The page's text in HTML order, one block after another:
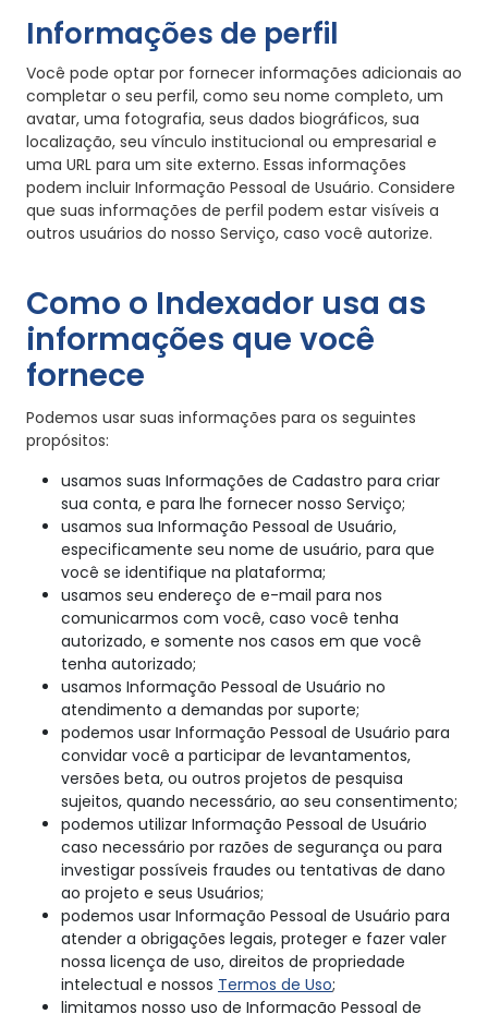
Informações de perfil
Você pode optar por fornecer informações adicionais ao
completar o seu perfil, como seu nome completo, um
avatar, uma fotografia, seus dados biográficos, sua
localização, seu vínculo institucional ou empresarial e
uma URL para um site externo. Essas informações
podem incluir Informação Pessoal de Usuário. Considere
que suas informações de perfil podem estar visíveis a
outros usuários do nosso Serviço, caso você autorize.
Como o Indexador usa as
informações que você
fornece
Podemos usar suas informações para os seguintes
propósitos:
usamos suas Informações de Cadastro para criar
sua conta, e para lhe fornecer nosso Serviço;
usamos sua Informação Pessoal de Usuário,
especificamente seu nome de usuário, para que
você se identifique na plataforma;
usamos seu endereço de e-mail para nos
comunicarmos com você, caso você tenha
autorizado, e somente nos casos em que você
tenha autorizado;
usamos Informação Pessoal de Usuário no
atendimento a demandas por suporte;
podemos usar Informação Pessoal de Usuário para
convidar você a participar de levantamentos,
versões beta, ou outros projetos de pesquisa
sujeitos, quando necessário, ao seu consentimento;
podemos utilizar Informação Pessoal de Usuário
caso necessário por razões de segurança ou para
investigar possíveis fraudes ou tentativas de dano
ao projeto e seus Usuários;
podemos usar Informação Pessoal de Usuário para
atender a obrigações legais, proteger e fazer valer
nossa licença de uso, direitos de propriedade
intelectual e nossos Termos de Uso;
limitamos nosso uso de Informação Pessoal de